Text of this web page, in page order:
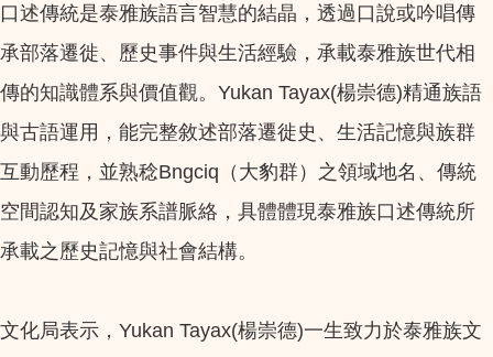
口述傳統是泰雅族語言智慧的結晶，透過口說或吟唱傳
承部落遷徙、歷史事件與生活經驗，承載泰雅族世代相
傳的知識體系與價值觀。Yukan Tayax(楊崇德)精通族語
與古語運用，能完整敘述部落遷徙史、生活記憶與族群
互動歷程，並熟稔Bngciq（大豹群）之領域地名、傳統
空間認知及家族系譜脈絡，具體體現泰雅族口述傳統所
承載之歷史記憶與社會結構。
文化局表示，Yukan Tayax(楊崇德)一生致力於泰雅族文